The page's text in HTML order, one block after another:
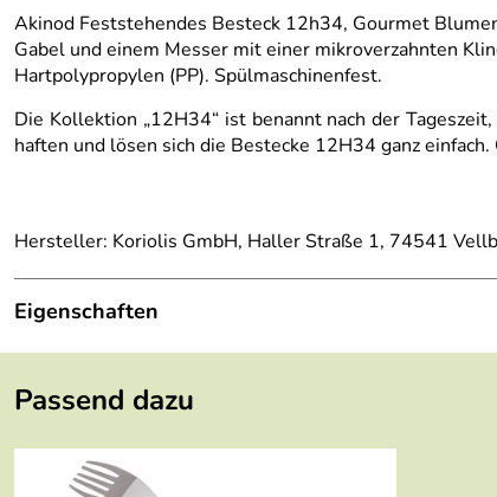
Akinod Feststehendes Besteck 12h34, Gourmet
Gabel und einem Messer mit einer mikroverzahnten
Hartpolypropylen (PP). Spülmaschinenfest.
Die Kollektion „12H34“ ist benannt nach der
haften und lösen sich die Bestecke 12H34 ganz
Hersteller: Koriolis GmbH, Haller Straße 1, 74541
Eigenschaften
Länge:
Breite:
Passend dazu